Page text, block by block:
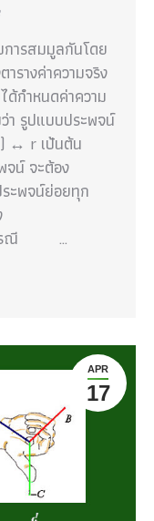
การสมมูลกันโดย
ารางค่าความจริง
กำหนดค่าความ
า รูปแบบประพจน์
) ↔ r เป้นต้น
จน์ จะต้อง
ะพจน์ย่อยทุก
าความจริง
กรณี …
APR
17